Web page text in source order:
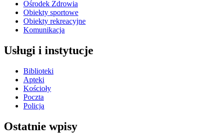
Ośrodek Zdrowia
Obiekty sportowe
Obiekty rekreacyjne
Komunikacja
Usługi i instytucje
Biblioteki
Apteki
Kościoły
Poczta
Policja
Ostatnie wpisy